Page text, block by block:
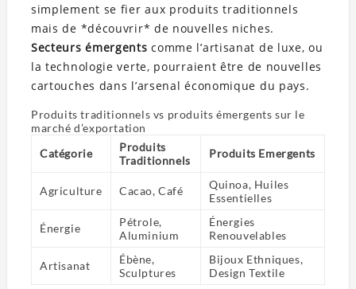
simplement se fier aux produits traditionnels
mais de *découvrir* de nouvelles niches.
Secteurs émergents comme l’artisanat de luxe, ou
la technologie verte, pourraient être de nouvelles
cartouches dans l’arsenal économique du pays.
Produits traditionnels vs produits émergents sur le
marché d’exportation
Catégorie
Produits
Traditionnels
Produits Emergents
Agriculture Cacao, Café
Quinoa, Huiles
Essentielles
Énergie
Pétrole,
Aluminium
Énergies
Renouvelables
Artisanat
Ébène,
Sculptures
Bijoux Ethniques,
Design Textile